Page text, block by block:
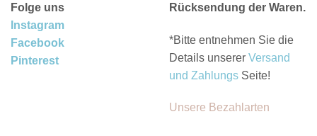
Folge uns
Instagram
Facebook
Pinterest
Rücksendung der Waren.
*Bitte entnehmen Sie die
Details unserer Versand
und Zahlungs Seite!
Unsere Bezahlarten